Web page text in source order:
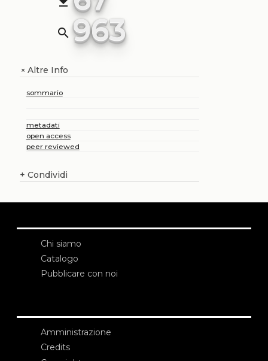
search 963
+Altre Info
sommario
metadati
open access
peer reviewed
+ Condividi
Chi siamo
Catalogo
Pubblicare con noi
Amministrazione
Credits